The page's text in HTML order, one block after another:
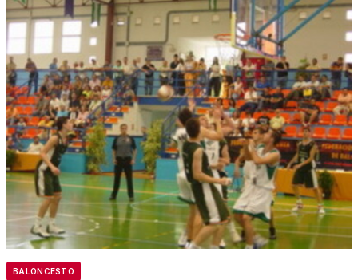
BALONCESTO